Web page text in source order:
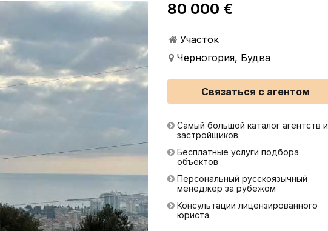
80 000 €
Участок
Черногория, Будва
Связаться с агентом
Самый большой каталог агентств и
застройщиков
Бесплатные услуги подбора
объектов
Персональный русскоязычный
менеджер за рубежом
Консультации лицензированного
юриста